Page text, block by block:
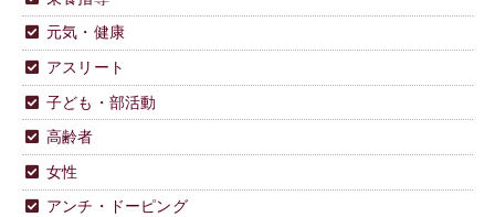
元気・健康
アスリート
子ども・部活動
高齢者
女性
アンチ・ドーピング